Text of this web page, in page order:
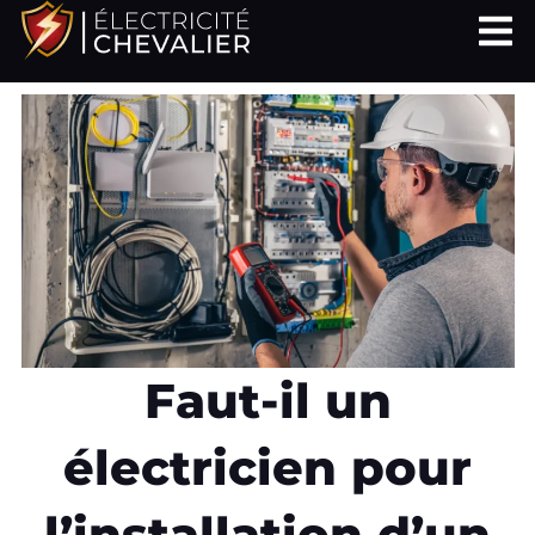
Aller
au
contenu
Faut-il un
électricien pour